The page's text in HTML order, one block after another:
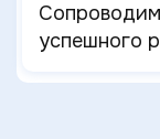
успешного